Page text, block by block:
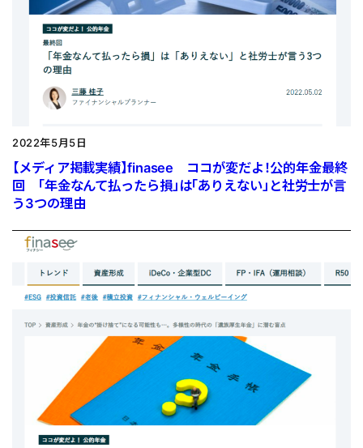
2022年5月5日
【メディア掲載実績】finasee ココが変だよ！公的年金最終
回 「年金なんて払ったら損」は「ありえない」と社労士が言
う3つの理由